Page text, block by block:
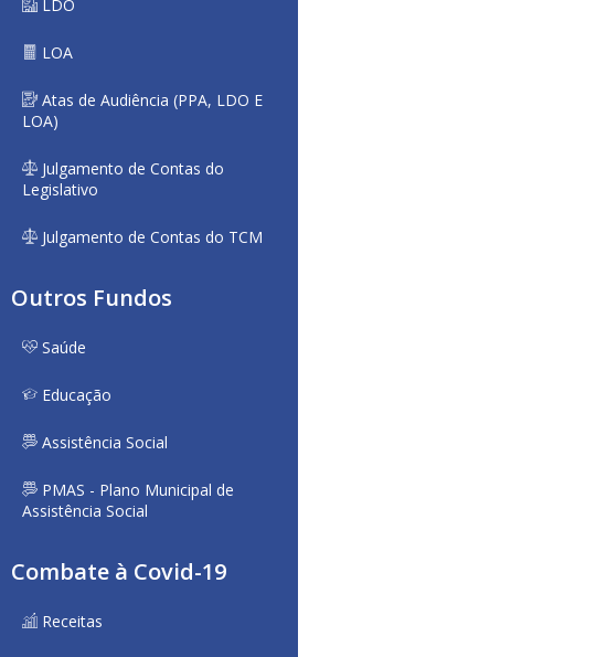
LDO
LOA
Atas de Audiência (PPA, LDO E
LOA)
Julgamento de Contas do
Legislativo
Julgamento de Contas do TCM
Outros Fundos
Saúde
Educação
Assistência Social
PMAS - Plano Municipal de
Assistência Social
Combate à Covid-19
Receitas